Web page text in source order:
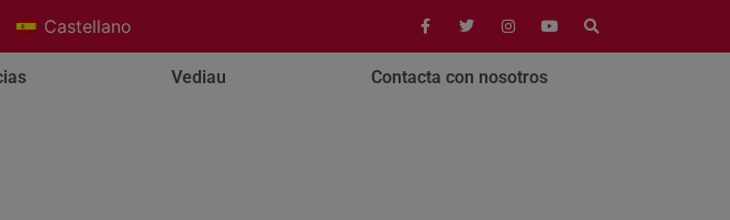
Castellano
Vediau Contacta con nosotros